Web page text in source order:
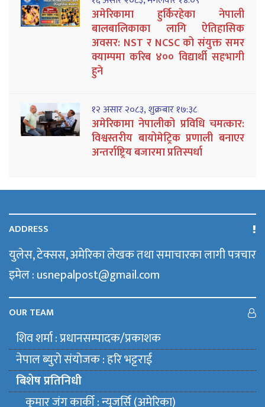
अमेरिकामा हुर्किरहेका नेपाली
बालबालिकाका लागि ऐतिहासिक
अवसर: NST र NCSC को संयुक्त समर
क्याम्पमा करिब ४०० विद्यार्थी सहभागी
हुने
१२ असार २०८३, शुक्रबार १७:३८
अमेरिकामा नेपालीको प्रविधि चमत्कार:
विश्वस्तरीय बायोमेट्रिक प्रणाली बनाएर
अन्तर्राष्ट्रिय बजारमा प्रतिस्पर्धा
ADDRESS
युलेस, टेक्सस, अमेरिका लेखक तथा समाचारका लागी पत्रचार
इमेल : usnepalpost@gmail.com
OUR TEAM
शिव शर्मा : प्रधानसम्पादक/प्रकाशक
नेपाल ब्युराे संयाेजक : हरि भट्टराई
बिशेष प्रतिनिधी
कुमार जंग कार्की : न्युजर्सि (अमेरिका)